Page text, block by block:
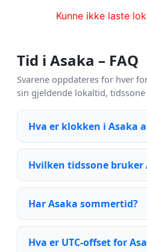
Kunne ikke laste
Tid i Asaka – FAQ
Svarene oppdateres for hver
sin gjeldende lokaltid,
Hva er klokken i Asaka
Hvilken tidssone bruker
Har Asaka sommertid?
Hva er UTC-offset for